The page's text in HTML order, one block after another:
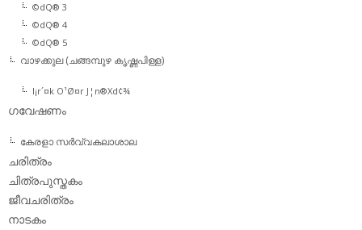
©dQ® 3
©dQ® 4
©dQ® 5
വാഴക്കുല (ചങ്ങമ്പുഴ കൃഷ്ണപിള്ള)
l¡r´¤k O¹Ø¤r J¦n®Xd¢¾
ഗവേഷണം
കേരളാ സര്‍വ്വകലാശാല
ചരിത്രം
ചിത്രപുസ്തകം
ജീവചരിത്രം
നാടകം